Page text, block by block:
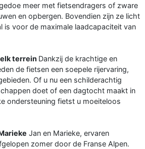
meer met fietsendragers of zware
en opbergen. Bovendien zijn ze licht
is voor de maximale laadcapaciteit van
terrein Dankzij de krachtige en
de fietsen een soepele rijervaring,
Of u nu een schilderachtig
doet of een dagtocht maakt in
ondersteuning fietst u moeiteloos
Jan en Marieke, ervaren
zomer door de Franse Alpen.